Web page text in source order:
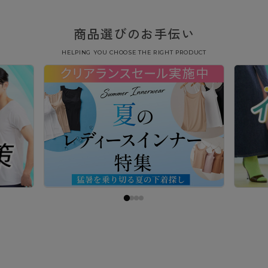
商品選びのお手伝い
HELPING YOU CHOOSE THE RIGHT PRODUCT